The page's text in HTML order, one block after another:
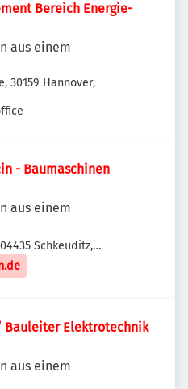
Bereich Energie-
aus einem
30159 Hannover,
- Baumaschinen
aus einem
Schkeuditz,
Bauleiter Elektrotechnik
aus einem